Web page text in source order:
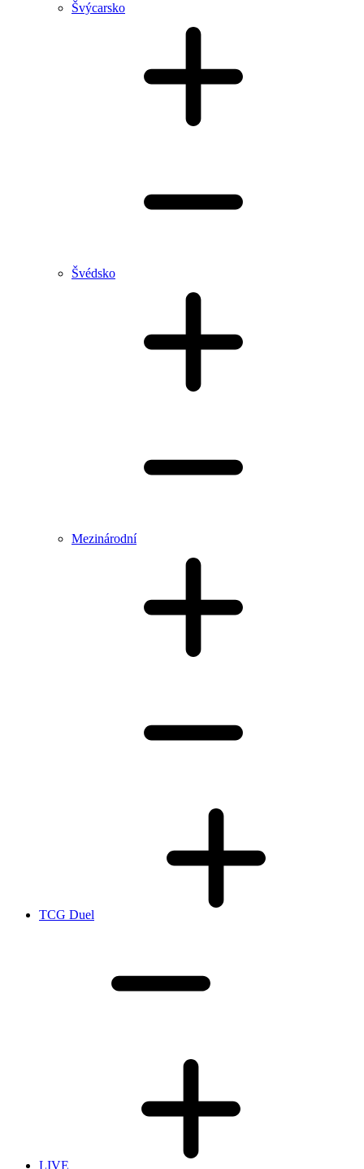
Švýcarsko
Švédsko
Mezinárodní
TCG Duel
LIVE